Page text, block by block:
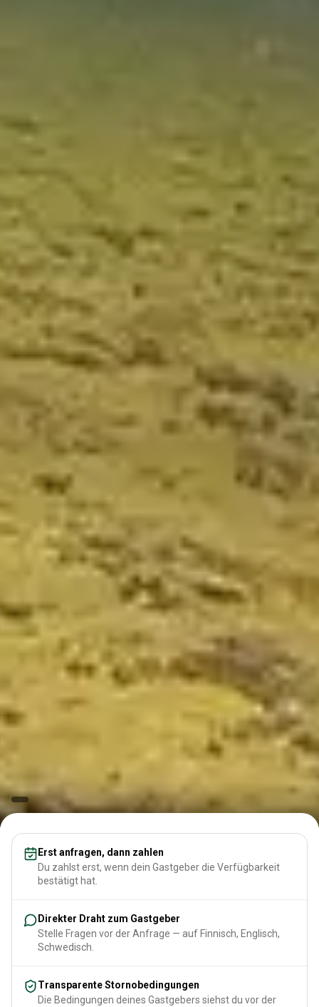
Erst anfragen, dann zahlen
Du zahlst erst, wenn dein Gastgeber die Verfügbarkeit
bestätigt hat.
Direkter Draht zum Gastgeber
Stelle Fragen vor der Anfrage — auf Finnisch, Englisch,
Schwedisch.
Transparente Stornobedingungen
Die Bedingungen deines Gastgebers siehst du vor der